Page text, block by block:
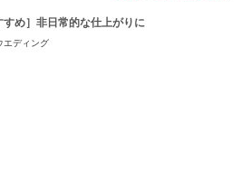
すめ］非日常的な仕上がりに
エディング